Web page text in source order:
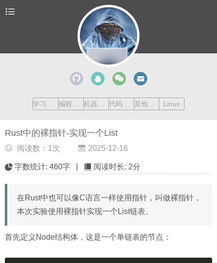
其他内容 Linux
Rust中的裸指针-实现一个List
阅读数： 1 次 2025-12-16
字数统计: 460字 阅读时长: 2分
在Rust中也可以像C语言一样使用指针，叫做裸指针，
本次实验使用裸指针实现一个List链表。
首先定义Node结构体，这是一个单链表的节点：